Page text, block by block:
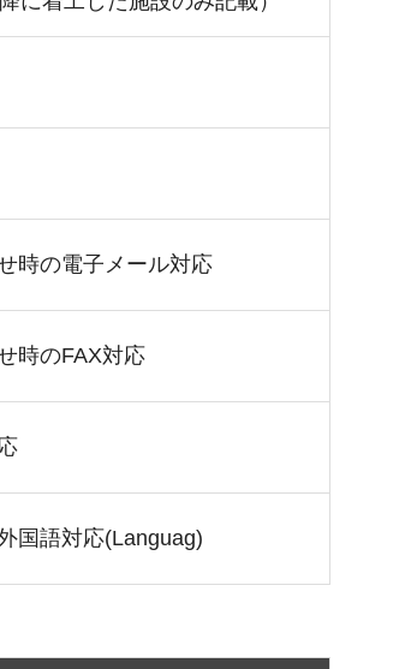
時の電子メール対応
時のFAX対応
国語対応(Languag)